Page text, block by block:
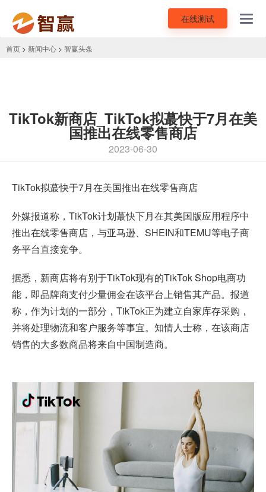
在线测试
首页 > 新闻中心 > 智赢头条
TikTok新商店_TikTok拟蕞快于7月在美
国推出在线零售商店
2023-06-30
TikTok拟蕞快于7月在美国推出在线零售商店
外媒报道称，TikTok计划蕞快下月在其美国版应用程序中
推出在线零售商店，与亚马逊、SHEIN和TEMU等电子商
务平台直接竞争。
据悉，新商店将有别于TikTok现有的TikTok Shop电商功
能，即品牌商支付少量佣金在该平台上销售其产品。报道
称，作为计划的一部分，TikTok正为建立自家库存采购，
并将处理物流和客户服务等事宜。知情人士称，在该商店
销售的大多数商品将来自中国制造商。